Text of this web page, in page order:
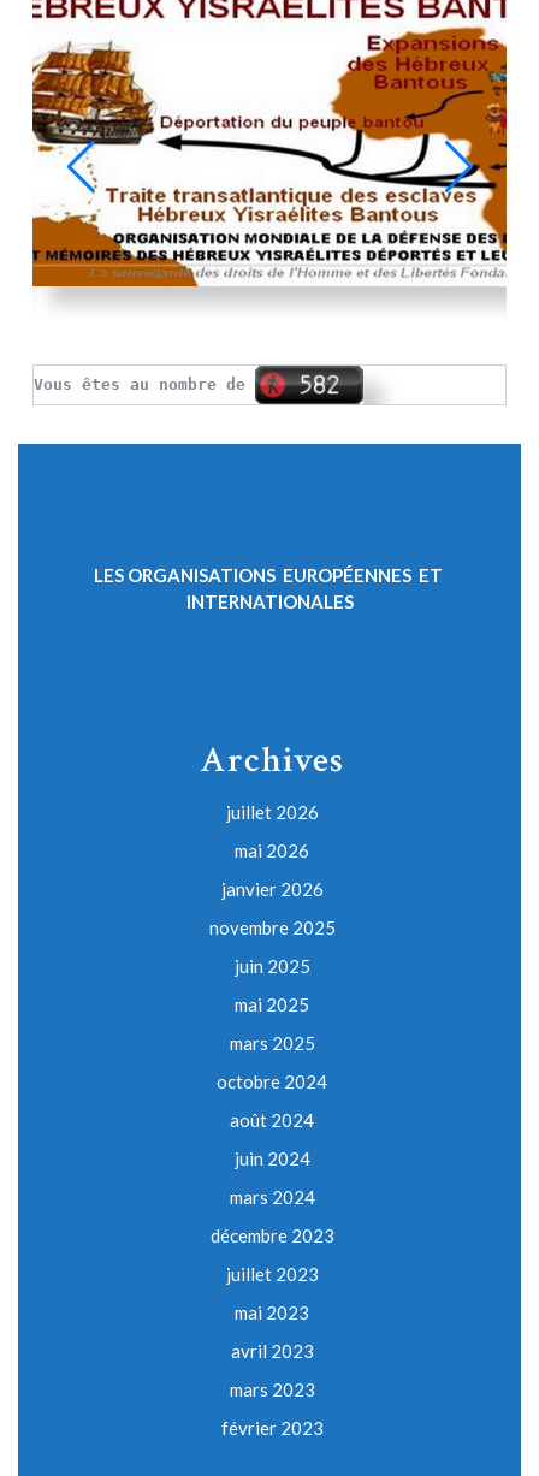
Vous êtes au nombre de
LES ORGANISATIONS EUROPÉENNES ET
INTERNATIONALES
Archives
juillet 2026
mai 2026
janvier 2026
novembre 2025
juin 2025
mai 2025
mars 2025
octobre 2024
août 2024
juin 2024
mars 2024
décembre 2023
juillet 2023
mai 2023
avril 2023
mars 2023
février 2023